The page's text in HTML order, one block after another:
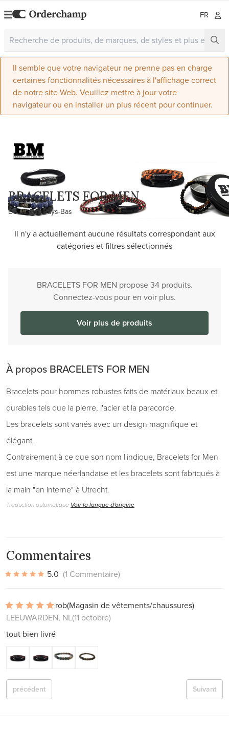
FR
Il semble que votre navigateur ne prenne pas en charge
certaines fonctionnalités nécessaires à l'affichage correct
de notre site Web. Veuillez mettre à jour votre
navigateur ou en installer un plus récent pour continuer.
BRACELETS FOR MEN
De Meern, Pays-Bas
Il n'y a actuellement aucune résultats correspondant aux
catégories et filtres sélectionnés
BRACELETS FOR MEN propose 34 produits.
Connectez-vous pour en voir plus.
Voir plus de produits
À propos BRACELETS FOR MEN
Bracelets pour hommes robustes faits de matériaux beaux et
durables tels que la pierre, l'acier et la paracorde.
Les bracelets sont variés avec un design magnifique et
élégant.
Contrairement à ce que son nom l'indique, Bracelets for Men
est une marque néerlandaise et les bracelets sont fabriqués à
la main "en interne" à Utrecht.
Traduction automatique Voir la langue d'origine
Commentaires
5.0 (1 Commentaire)
rob(Magasin de vêtements/chaussures)
LEEUWARDEN, NL(11 octobre)
tout bien livré
Suivant
précédent